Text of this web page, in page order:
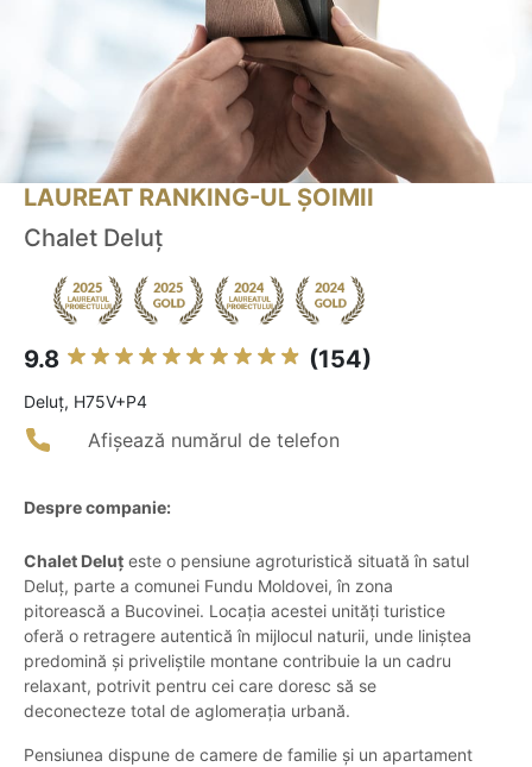
LAUREAT RANKING-UL ȘOIMII
Chalet Deluț
9.8 (154)
Deluţ, H75V+P4
Afișează numărul de telefon
Despre companie:
Chalet Deluț este o pensiune agroturistică situată în satul
Deluț, parte a comunei Fundu Moldovei, în zona
pitorească a Bucovinei. Locația acestei unități turistice
oferă o retragere autentică în mijlocul naturii, unde liniștea
predomină și priveliștile montane contribuie la un cadru
relaxant, potrivit pentru cei care doresc să se
deconecteze total de aglomerația urbană.
Pensiunea dispune de camere de familie și un apartament